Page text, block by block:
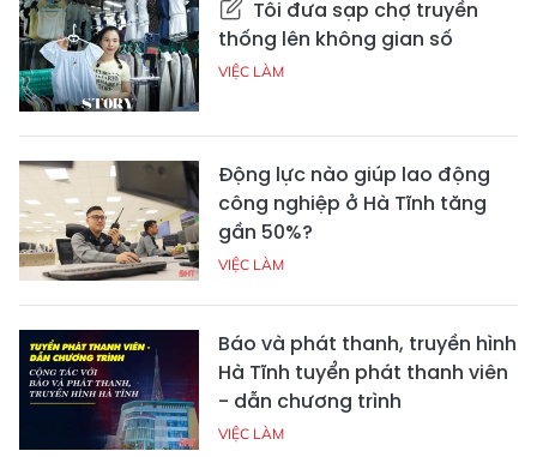
Tôi đưa sạp chợ truyền
thống lên không gian số
VIỆC LÀM
Động lực nào giúp lao động
công nghiệp ở Hà Tĩnh tăng
gần 50%?
VIỆC LÀM
Báo và phát thanh, truyền hình
Hà Tĩnh tuyển phát thanh viên
- dẫn chương trình
VIỆC LÀM